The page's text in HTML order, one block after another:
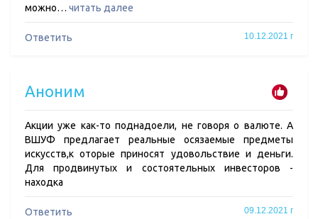
можно… читать далее
Ответить 10.12.2021 г
Аноним
Акции уже как-то поднадоели, не говоря о валюте. А
ВШУФ предлагает реальные осязаемые предметы
искусств,к оторые приносят удовольствие и деньги.
Для продвинутых и состоятельных инвесторов -
находка
Ответить 09.12.2021 г